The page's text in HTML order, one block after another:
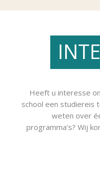
Heeft u interesse
school een studiereis
weten over
programma’s? Wij